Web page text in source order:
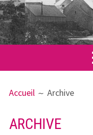
PRINCIPAL
Associatio
D'ARIANE
Accueil Archive
ARCHIVE